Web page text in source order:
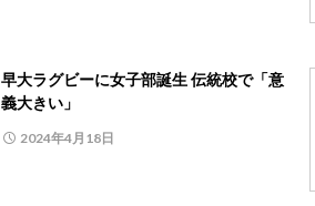
早大ラグビーに女子部誕生 伝統校で「意
義大きい」
2024年4月18日